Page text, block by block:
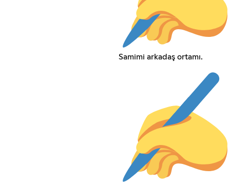
Samimi arkadaş ortamı.